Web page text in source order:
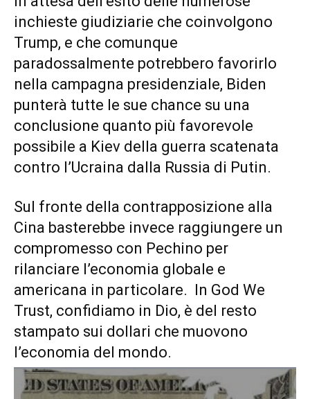
inchieste giudiziarie che coinvolgono
Trump, e che comunque
paradossalmente potrebbero favorirlo
nella campagna presidenziale, Biden
punterà tutte le sue chance su una
conclusione quanto più favorevole
possibile a Kiev della guerra scatenata
contro l’Ucraina dalla Russia di Putin.
Sul fronte della contrapposizione alla
Cina basterebbe invece raggiungere un
compromesso con Pechino per
rilanciare l’economia globale e
americana in particolare. In God We
Trust, confidiamo in Dio, è del resto
stampato sui dollari che muovono
l’economia del mondo.